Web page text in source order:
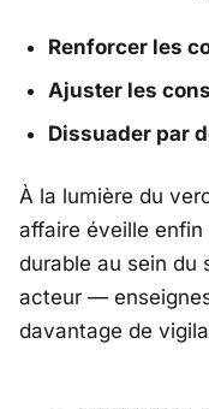
Renforcer les
Ajuster les
Dissuader par
À la lumière du
affaire éveille
durable au sein du
acteur —
davantage de